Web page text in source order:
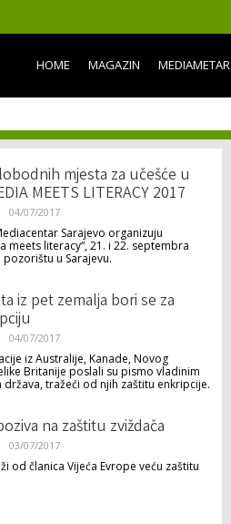
content
HOME MAGAZIN MEDIAMETAR
mjesta za učešće u
MEETS LITERACY 2017
04/07/2017
Sarajevo organizuju
meets literacy“, 21. i 22. septembra
u Sarajevu.
iz pet zemalja bori se za
04/07/2017
iz Australije, Kanade, Novog
Britanije poslali su pismo vladinim
država, tražeći od njih zaštitu enkripcije.
na zaštitu zviždača
03/07/2017
od članica Vijeća Evrope veću zaštitu